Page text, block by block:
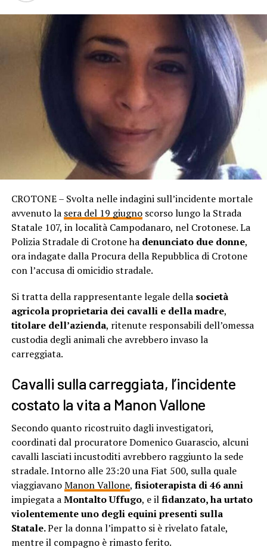
CROTONE – Svolta nelle indagini sull’incidente mortale
avvenuto la sera del 19 giugnoscorso lungo la Strada
Statale 107, in località Campodanaro, nel Crotonese. La
Polizia Stradale di Crotone ha denunciato due donne,
ora indagate dalla Procura della Repubblica di Crotone
con l’accusa di omicidio stradale.
Si tratta della rappresentante legale della società
agricola proprietaria dei cavalli e della madre,
titolare dell’azienda, ritenute responsabili dell’omessa
custodia degli animali che avrebbero invaso la
carreggiata.
Cavalli sulla carreggiata, l’incidente
costato la vita a Manon Vallone
Secondo quanto ricostruito dagli investigatori,
coordinati dal procuratore Domenico Guarascio, alcuni
cavalli lasciati incustoditi avrebbero raggiunto la sede
stradale. Intorno alle 23:20 una Fiat 500, sulla quale
viaggiavanoManon Vallone, fisioterapista di 46 anni
impiegata aMontalto Uffugo, e ilfidanzato, ha urtato
violentemente uno degli equini presenti sulla
Statale.Per la donna l’impatto si è rivelato fatale,
mentre il compagno è rimasto ferito.